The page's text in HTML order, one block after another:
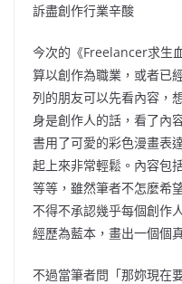
訴盡創作行業辛酸
今次的《Freelancer求生
算以創作為職業，或者已
列的朋友可以先看內容，
身是創作人的話，看了內
書用了可愛的彩色漫畫表
起上來非常輕鬆。內容包
等等，雖然筆者不怎麼希
不得不承認幾乎每個創作
經歷為藍本，畫出一個個
不過當筆者問「那妳現在